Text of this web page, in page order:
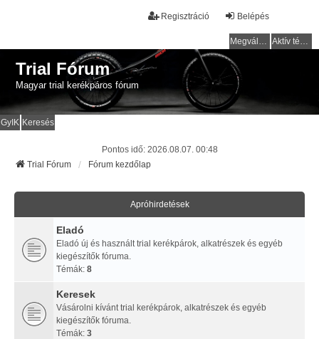
Belépés
Regisztráció
Megválaszolatlan témák Aktív témák
Trial Fórum
Magyar trial kerékpáros fórum
GyIK Keresés
Pontos idő: 2026.08.07. 00:48
Trial Fórum
Fórum kezdőlap
Apróhirdetések
Eladó
Eladó új és használt trial kerékpárok, alkatrészek és egyéb
kiegészítők fóruma.
Témák: 8
Keresek
Vásárolni kívánt trial kerékpárok, alkatrészek és egyéb
kiegészítők fóruma.
Témák: 3